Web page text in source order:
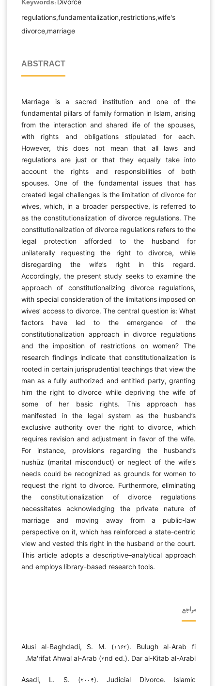
Keywords: Divorce
regulations,fundamentalization,restrictions,wife's
divorce,marriage
ABSTRACT
Marriage is a sacred institution and one of the
fundamental pillars of family formation in Islam, arising
from the interaction and shared life of the spouses,
with rights and obligations stipulated for each.
However, this does not mean that all laws and
regulations are just or that they equally take into
account the rights and responsibilities of both
spouses. One of the fundamental issues that has
created legal challenges is the limitation of divorce for
wives, which, in a broader perspective, is referred to
as the constitutionalization of divorce regulations. The
constitutionalization of divorce regulations refers to the
legal protection afforded to the husband for
unilaterally requesting the right to divorce, while
disregarding the wife’s right in this regard.
Accordingly, the present study seeks to examine the
approach of constitutionalizing divorce regulations,
with special consideration of the limitations imposed on
wives’ access to divorce. The central question is: What
factors have led to the emergence of the
constitutionalization approach in divorce regulations
and the imposition of restrictions on women? The
research findings indicate that constitutionalization is
rooted in certain jurisprudential teachings that view the
man as a fully authorized and entitled party, granting
him the right to divorce while depriving the wife of
some of her basic rights. This approach has
manifested in the legal system as the husband’s
exclusive authority over the right to divorce, which
requires revision and adjustment in favor of the wife.
For instance, provisions regarding the husband’s
nushūz (marital misconduct) or neglect of the wife’s
needs could be recognized as grounds for women to
request the right to divorce. Furthermore, eliminating
the constitutionalization of divorce regulations
necessitates acknowledging the private nature of
marriage and moving away from a public-law
perspective on it, which has reinforced a state-centric
view and vested this right in the husband or the court.
This article adopts a descriptive–analytical approach
and employs library-based research tools.
مراجع
Alusi al-Baghdadi, S. M. (۱۹۶۳). Bulugh al-Arab fi
Ma'rifat Ahwal al-Arab (۲nd ed.). Dar al-Kitab al-Arabi.
Asadi, L. S. (۲۰۰۴). Judicial Divorce. Islamic